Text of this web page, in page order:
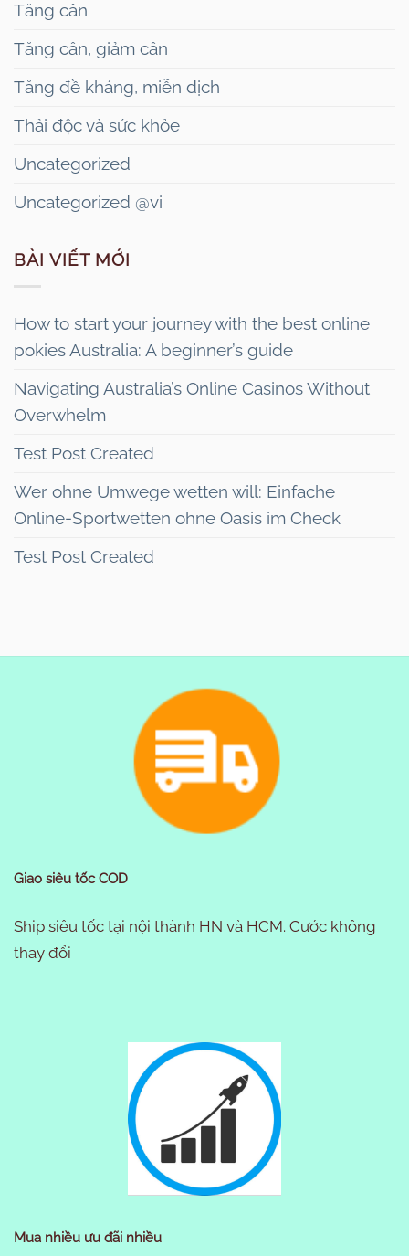
Tăng cân
Tăng cân, giảm cân
Tăng đề kháng, miễn dịch
Thải độc và sức khỏe
Uncategorized
Uncategorized @vi
BÀI VIẾT MỚI
How to start your journey with the best online
pokies Australia: A beginner’s guide
Navigating Australia’s Online Casinos Without
Overwhelm
Test Post Created
Wer ohne Umwege wetten will: Einfache
Online-Sportwetten ohne Oasis im Check
Test Post Created
Giao siêu tốc COD
Ship siêu tốc tại nội thành HN và HCM. Cước không
thay đổi
Mua nhiều ưu đãi nhiều